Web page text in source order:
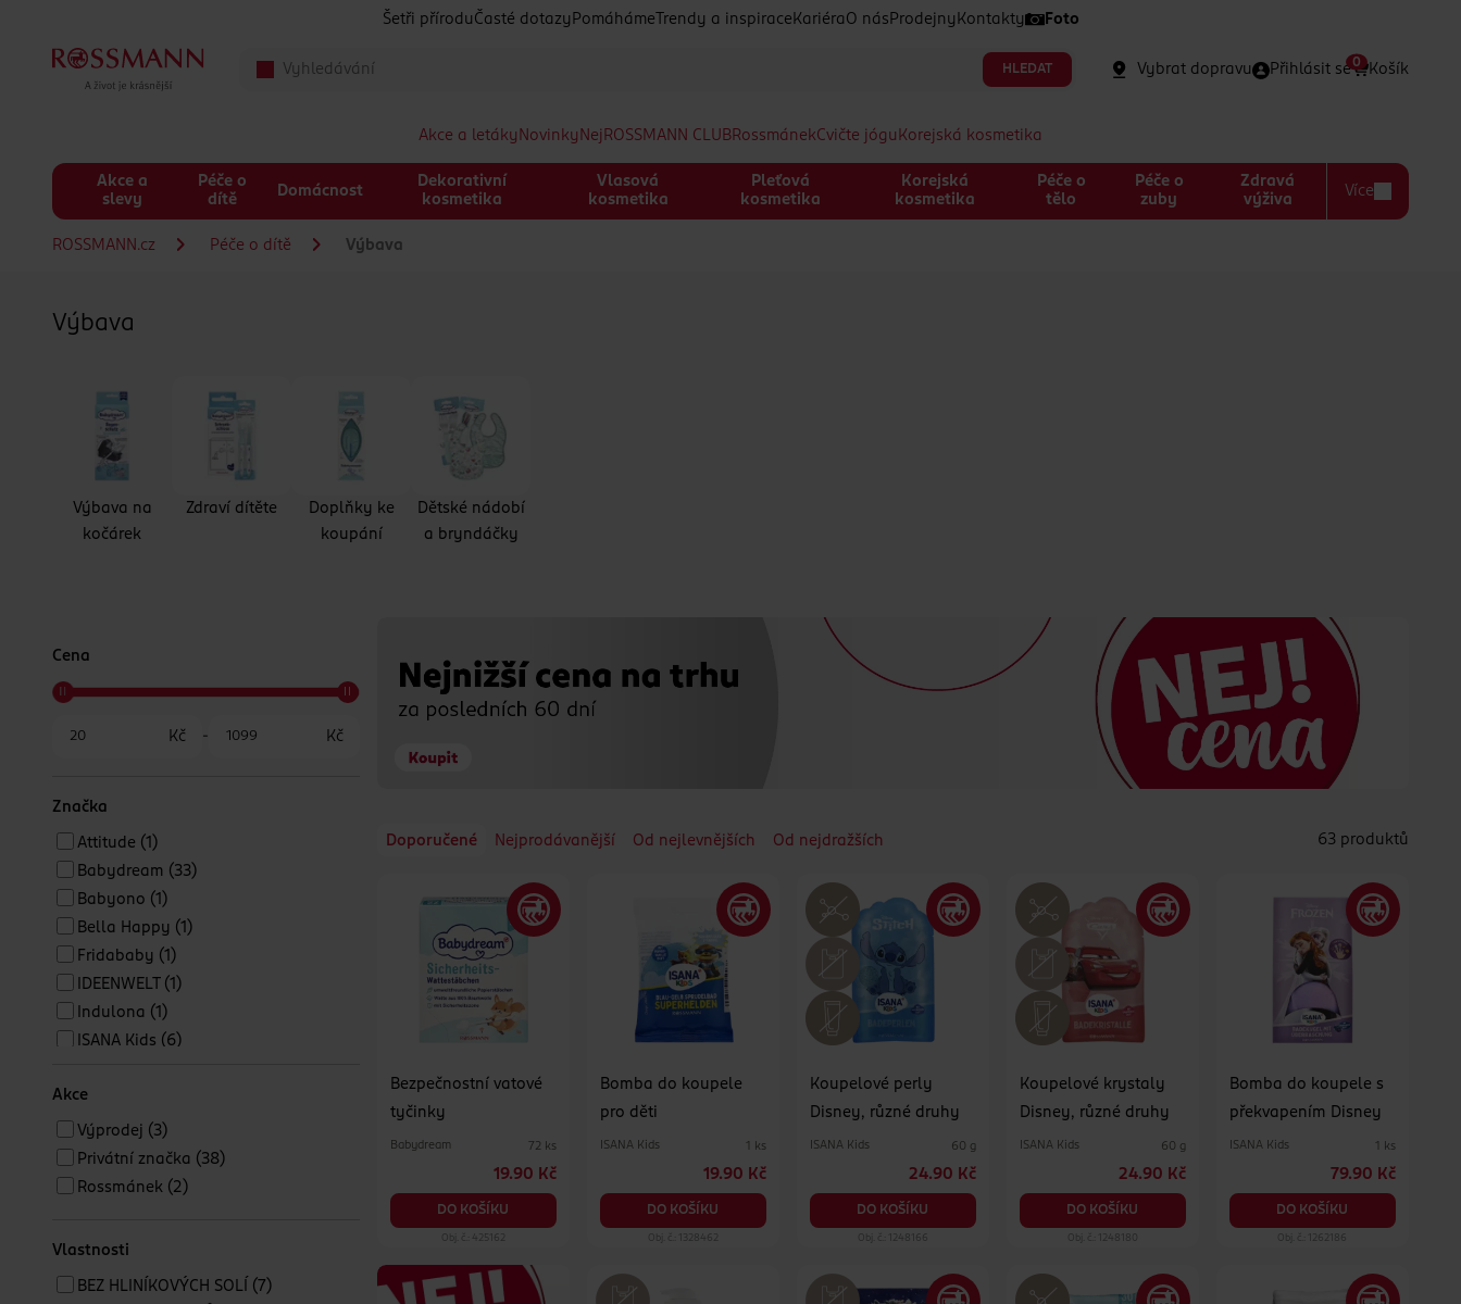
Šetři přírodu Časté dotazy Pomáháme Trendy a inspirace Kariéra O nás Prodejny Kontakty Foto
HLEDAT Vybrat dopravu Přihlásit se Košík
0
Akce a letáky Novinky Nej ROSSMANN CLUBRossmánekCvičte jógu Korejská kosmetika
Akce a
slevy
Péče o
dítě
Domácnost
Dekorativní
kosmetika
Vlasová
kosmetika
Pleťová
kosmetika
Korejská
kosmetika
Péče o
tělo
Péče o
zuby
Zdravá
výživa
Více
ROSSMANN.cz Péče o dítě Výbava
Výbava
Výbava na
kočárek
Zdraví dítěte
Doplňky ke
koupání
Dětské nádobí
a bryndáčky
Cena
Kč - Kč
Značka
Attitude (1)
Babydream (33)
Babyono (1)
Bella Happy (1)
Fridababy (1)
IDEENWELT
(1)
Indulona (1)
ISANA Kids (6)
Kneipp
MAM(2)
Munchkin(2)
NIVEA Baby (1)
Tommee Tippee(1)
Akce
Výprodej (3)
Privátní značka (38)
Rossmánek (2)
Vlastnosti
BEZ HLINÍKOVÝCH SOLÍ
(7)
Doporučené Nejprodávanější Od nejlevnějších Od nejdražších 63 produktů
Bezpečnostní vatové
tyčinky
Babydream 72 ks
19.90 Kč
DO KOŠÍKU
Obj. č.: 425162
Bomba do koupele
pro děti
ISANA Kids 1 ks
19.90 Kč
DO KOŠÍKU
Obj. č.: 1328462
Koupelové perly
Disney, různé druhy
ISANA Kids 60 g
24.90 Kč
DO KOŠÍKU
Obj. č.: 1248166
Koupelové krystaly
Disney, různé druhy
ISANA Kids 60 g
24.90 Kč
DO KOŠÍKU
Obj. č.: 1248180
Bomba do koupele s
překvapením Disney
ISANA Kids 1 ks
79.90 Kč
DO KOŠÍKU
Obj. č.: 1262186